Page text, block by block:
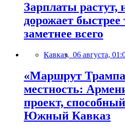
Зарплаты растут,
дорожает быстрее
заметнее всего
Кавказ, 06 августа,
«Маршрут
местность:
проект,
Южный Кавказ